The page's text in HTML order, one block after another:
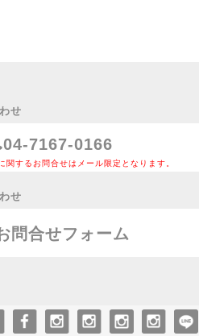
せ
04-7167-0166
関するお問合せはメール限定となります。
せ
問合せフォーム